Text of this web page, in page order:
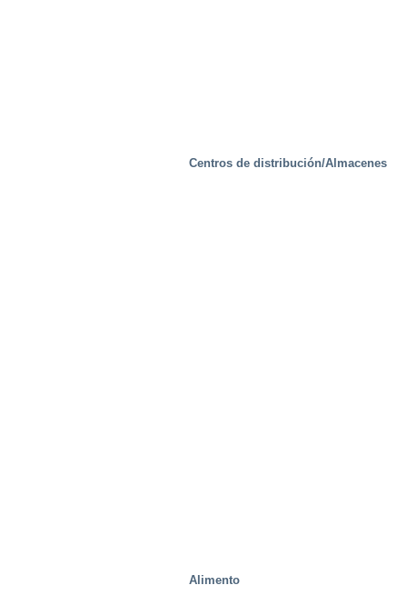
Centros de distribución/Almacenes
Alimento